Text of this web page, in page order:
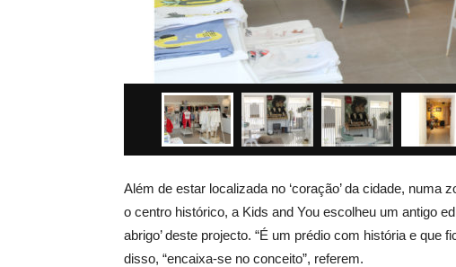
Além de estar localizada no ‘coração’ da cidade, numa
o centro histórico, a Kids and You escolheu um antigo
abrigo’ deste projecto. “É um prédio com história e que
disso, “encaixa-se no conceito”, referem.